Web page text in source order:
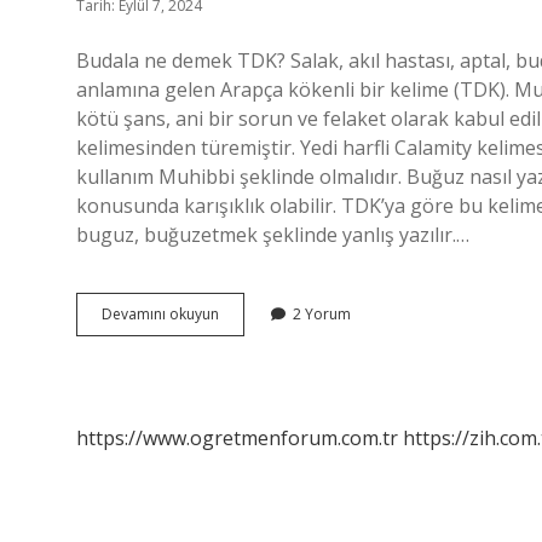
Tarih: Eylül 7, 2024
Budala ne demek TDK? Salak, akıl hastası, aptal,
anlamına gelen Arapça kökenli bir kelime (TDK).
kötü şans, ani bir sorun ve felaket olarak kabul
kelimesinden türemiştir. Yedi harfli Calamity
kullanım Muhibbi şeklinde olmalıdır. Buğuz nasıl
konusunda karışıklık olabilir. TDK’ya göre bu
buguz, buğuzetmek şeklinde yanlış yazılır.…
Devamını okuyun
Nasıl
2 Yorum
https://www.ogretmenforum.com.tr https://